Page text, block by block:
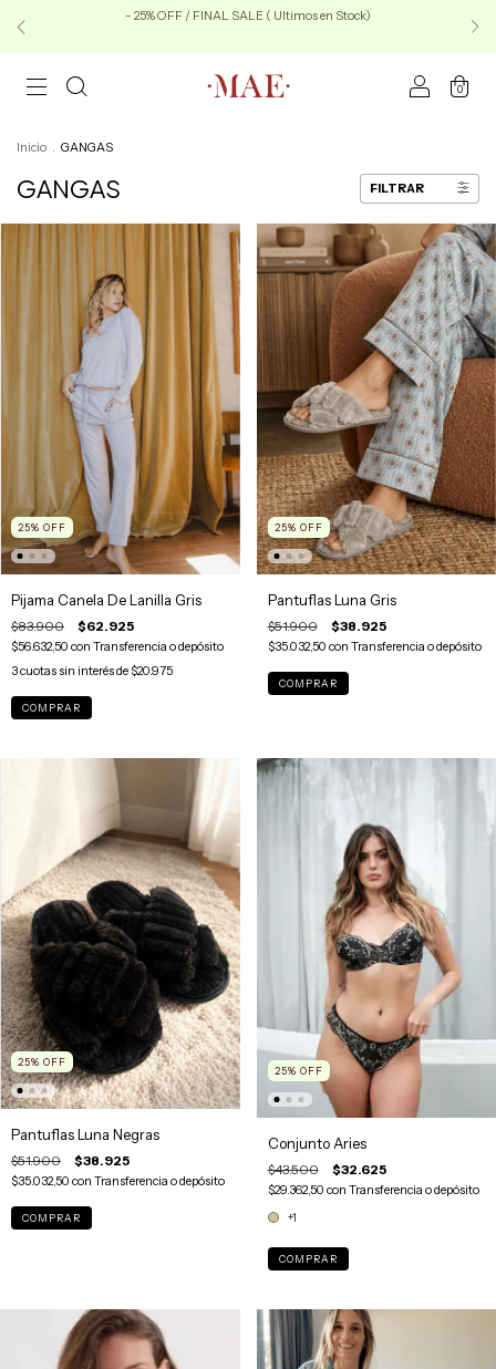
- 25% OFF / FINAL SALE ( Ultimos en Stock)
0
Inicio . GANGAS
GANGAS FILTRAR
25% OFF
Pijama Canela De Lanilla Gris
$83.900 $62.925
$56.632,50 con Transferencia o depósito
3cuotas sin interés de$20.975
COMPRAR
25% OFF
Pantuflas Luna Gris
$51.900 $38.925
$35.032,50 con Transferencia o depósito
COMPRAR
25% OFF
Pantuflas Luna Negras
$51.900 $38.925
$35.032,50 con Transferencia o depósito
COMPRAR
25% OFF
Conjunto Aries
$43.500 $32.625
$29.362,50 con Transferencia o depósito
+1
COMPRAR